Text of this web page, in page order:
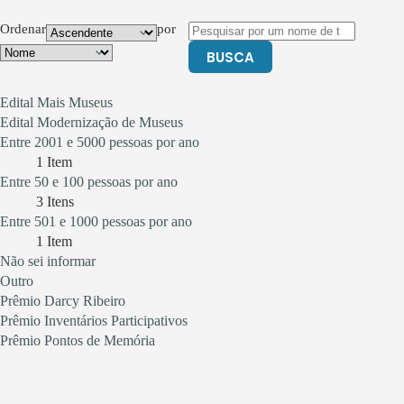
Ordenar por
BUSCA
Edital Mais Museus
Edital Modernização de Museus
Entre 2001 e 5000 pessoas por ano
1 Item
Entre 50 e 100 pessoas por ano
3 Itens
Entre 501 e 1000 pessoas por ano
1 Item
Não sei informar
Outro
Prêmio Darcy Ribeiro
Prêmio Inventários Participativos
Prêmio Pontos de Memória